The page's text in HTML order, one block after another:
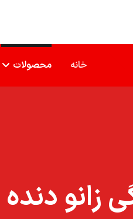
خانه محصولات
دنده اي ۳/۸